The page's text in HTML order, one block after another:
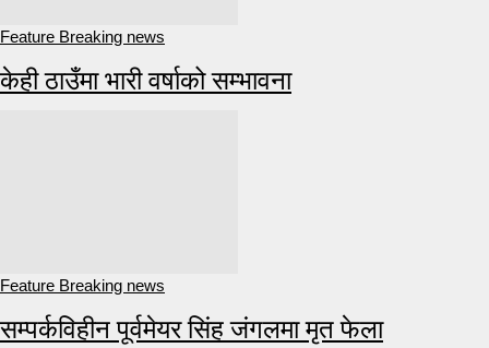
Feature Breaking news
केही ठाउँमा भारी वर्षाको सम्भावना
Feature Breaking news
सम्पर्कविहीन पूर्वमेयर सिंह जंगलमा मृत फेला